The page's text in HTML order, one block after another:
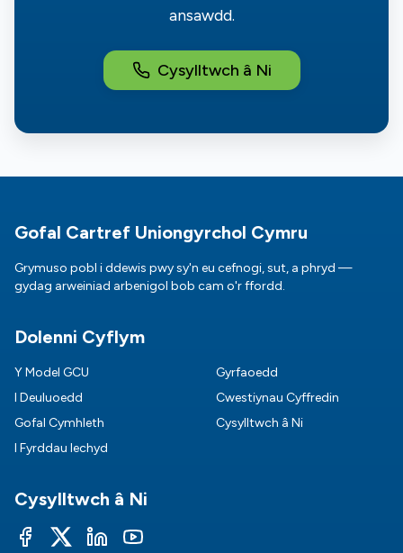
ansawdd.
Cysylltwch â Ni
Footer
Gofal Cartref Uniongyrchol Cymru
Grymuso pobl i ddewis pwy sy'n eu cefnogi, sut, a phryd —
gydag arweiniad arbenigol bob cam o'r ffordd.
Dolenni Cyflym
Y Model GCU
I Deuluoedd
Gofal Cymhleth
I Fyrddau Iechyd
Gyrfaoedd
Cwestiynau Cyffredin
Cysylltwch â Ni
Cysylltwch â Ni